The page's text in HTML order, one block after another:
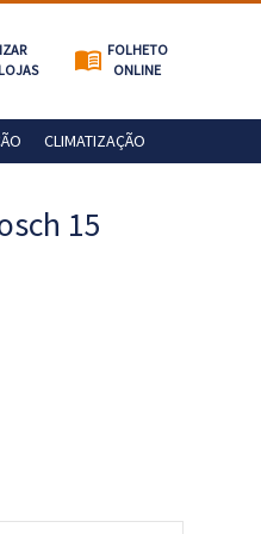
menu_book FOLHETO
ONLINE
CLIMATIZAÇÃO
15